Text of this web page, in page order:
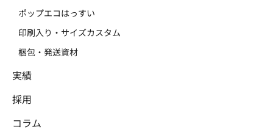
ポップエコはっすい
印刷入り・サイズカスタム
梱包・発送資材
実績
採用
コラム